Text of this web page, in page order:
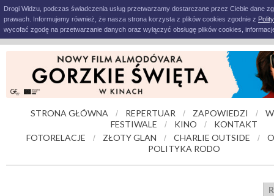
Drogi Widzu, podczas świadczenia usług przetwarzamy dostarczane przez Ciebie dane
prawach. Informujemy również, że nasza strona korzysta z plików cookies zgodnie z
wycofać zgodę na przetwarzanie danych oraz wyłączyć obsługę plików cookies,
STRONA GŁÓWNA / REPERTUAR / ZAPOWIEDZI /
FESTIWALE
/ KINO /
KONTAKT
FOTORELACJE
/ ZŁOTY GLAN / CHARLIE OUTSIDE /
POLITYKA RODO